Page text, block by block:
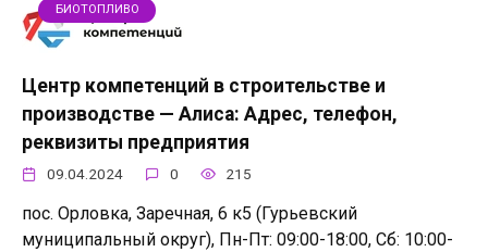
БИОТОПЛИВО
Центр компетенций в строительстве и
производстве — Алиса: Адрес, телефон,
реквизиты предприятия
09.04.2024 0 215
пос. Орловка, Заречная, 6 к5 (Гурьевский
муниципальный округ), Пн-Пт: 09:00-18:00, Сб: 10:00-